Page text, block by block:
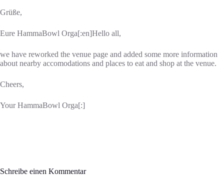
Grüße,
Eure HammaBowl Orga[:en]Hello all,
we have reworked the venue page and added some more information
about nearby accomodations and places to eat and shop at the venue.
Cheers,
Your HammaBowl Orga[:]
Schreibe einen Kommentar